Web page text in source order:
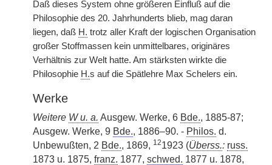
Daß dieses System ohne größeren Einfluß auf die
Philosophie des 20. Jahrhunderts blieb, mag daran
liegen, daß H. trotz aller Kraft der logischen Organisation
großer Stoffmassen kein unmittelbares, originäres
Verhältnis zur Welt hatte. Am stärksten wirkte die
Philosophie H.s auf die Spätlehre Max Schelers ein.
Werke
Weitere W u. a. Ausgew. Werke, 6 Bde., 1885-87;
Ausgew. Werke, 9 Bde., 1886–90. - Philos. d.
Unbewußten, 2 Bde., 1869, 121923 (Überss.: russ.
1873 u. 1875, franz. 1877, schwed. 1877 u. 1878,